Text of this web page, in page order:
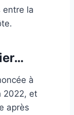
entre la
à
2022, et
après